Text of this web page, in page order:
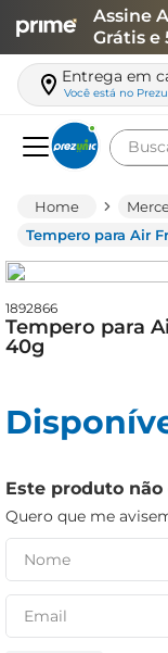
Assine
Grátis e
Entrega em
Você está no
Tempero para Air
1892866
Tempero para
40g
Este produto
Quero que me
leite
queijo
azeite
cerveja
iogurte
papel higiênico